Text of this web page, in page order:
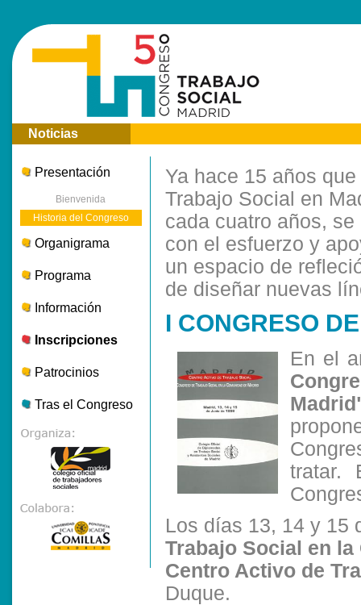
Noticias
Presentación
Bienvenida
Historia del Congreso
Organigrama
Programa
Información
Inscripciones
Patrocinios
Tras el Congreso
Ya hace 15 años
Trabajo Social en
cada cuatro años,
con el esfuerzo y
un espacio de
de diseñar nuevas
I CONGRESO
En el
tratar.
Los días 13, 14 y 15
Trabajo Social en
Centro Activo de
Duque.